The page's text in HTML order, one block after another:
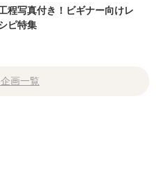
程写真付き！ビギナー向けレ
ピ特集
画一覧